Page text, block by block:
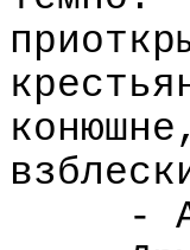
-